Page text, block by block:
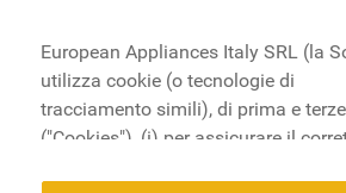
European Appliances Italy SRL (la
utilizza cookie (o tecnologie di
tracciamento simili), di prima e
("Cookies"), (i) per assicurare il